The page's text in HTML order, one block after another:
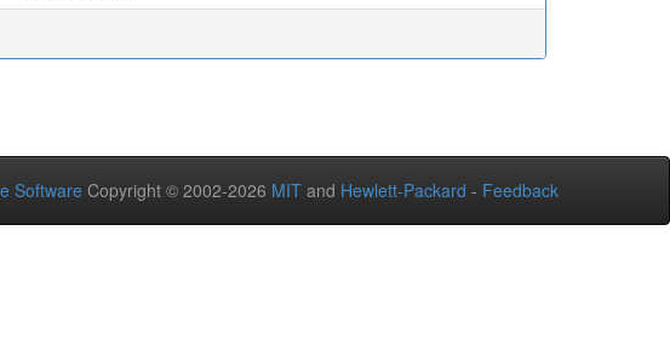
Software Copyright © 2002-2026 MIT and Hewlett-Packard - Feedback